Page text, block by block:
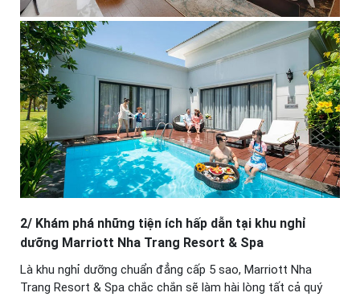
2/ Khám phá những tiện ích hấp dẫn tại khu nghỉ
dưỡng Marriott Nha Trang Resort & Spa
Là khu nghỉ dưỡng chuẩn đẳng cấp 5 sao, Marriott Nha
Trang Resort & Spa chắc chắn sẽ làm hài lòng tất cả quý